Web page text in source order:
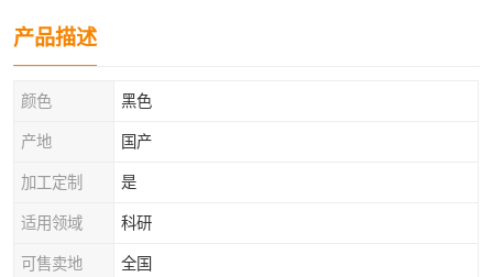
产品描述
颜色 黑色
产地 国产
加工定制 是
适用领域 科研
可售卖地 全国